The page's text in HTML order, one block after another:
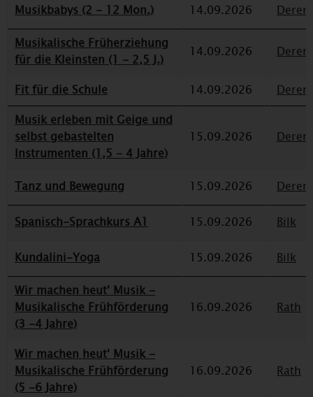
Musikbabys (2 - 12 Mon.) 14.09.2026
Musikalische Früherziehung
für die Kleinsten (1 - 2,5 J.)
14.09.2026
Fit für die Schule 14.09.2026
Musik erleben mit Geige und
selbst gebastelten
Instrumenten (1,5 - 4 Jahre)
15.09.2026
Tanz und Bewegung 15.09.2026
Spanisch-Sprachkurs A1 15.09.2026 Bilk
Kundalini-Yoga 15.09.2026
Bilk
Wir machen heut' Musik -
Musikalische Frühförderung
(3 -4 Jahre)
16.09.2026 Rath
Wir machen heut' Musik -
Musikalische Frühförderung
(5 -6 Jahre)
16.09.2026 Rath